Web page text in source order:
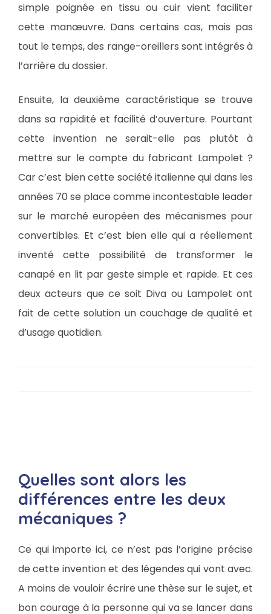
simple poignée en tissu ou cuir vient faciliter
cette manœuvre. Dans certains cas, mais pas
tout le temps, des range-oreillers sont intégrés à
l’arrière du dossier.
Ensuite, la deuxième caractéristique se trouve
dans sa rapidité et facilité d’ouverture. Pourtant
cette invention ne serait-elle pas plutôt à
mettre sur le compte du fabricant Lampolet ?
Car c’est bien cette société italienne qui dans les
années 70 se place comme incontestable leader
sur le marché européen des mécanismes pour
convertibles. Et c’est bien elle qui a réellement
inventé cette possibilité de transformer le
canapé en lit par geste simple et rapide. Et ces
deux acteurs que ce soit Diva ou Lampolet ont
fait de cette solution un couchage de qualité et
d’usage quotidien.
Quelles sont alors les
différences entre les deux
mécaniques ?
Ce qui importe ici, ce n’est pas l’origine précise
de cette invention et des légendes qui vont avec.
A moins de vouloir écrire une thèse sur le sujet, et
bon courage à la personne qui va se lancer dans